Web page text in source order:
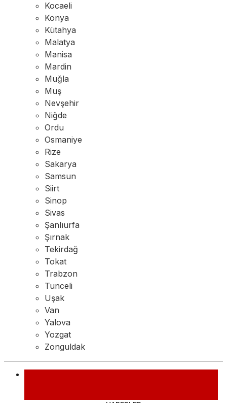
Kocaeli
Konya
Kütahya
Malatya
Manisa
Mardin
Muğla
Muş
Nevşehir
Niğde
Ordu
Osmaniye
Rize
Sakarya
Samsun
Siirt
Sinop
Sivas
Şanlıurfa
Şırnak
Tekirdağ
Tokat
Trabzon
Tunceli
Uşak
Van
Yalova
Yozgat
Zonguldak